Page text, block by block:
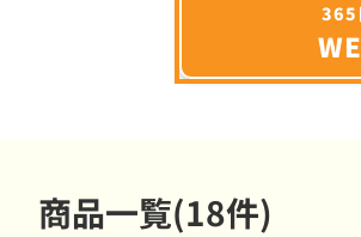
365
商品一覧(18件)